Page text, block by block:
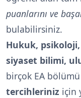
puanlarını ve
bulabilirsiniz.
Hukuk,
siyaset bilimi,
birçok EA
tercihleriniz için